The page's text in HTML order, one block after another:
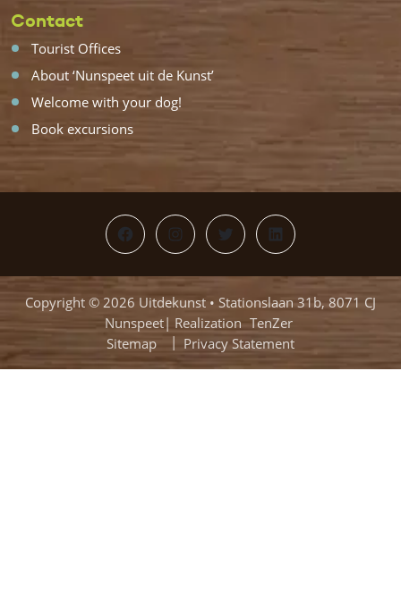
Contact
Tourist Offices
About ‘Nunspeet uit de Kunst’
Welcome with your dog!
Book excursions
FacebookInstagram
TwitterLinkedIn
Copyright © 2026 Uitdekunst • Stationslaan 31b, 8071 CJ
Nunspeet| Realization TenZer
Sitemap
Privacy Statement